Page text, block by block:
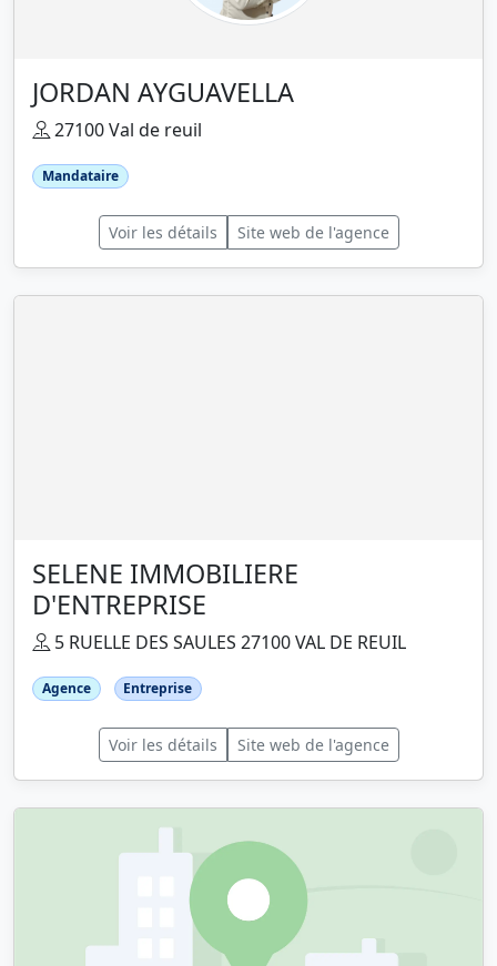
JORDAN AYGUAVELLA
27100 Val de reuil
Mandataire
Voir les détails Site web de l'agence
SELENE IMMOBILIERE
D'ENTREPRISE
5 RUELLE DES SAULES 27100 VAL DE REUIL
Agence Entreprise
Voir les détails Site web de l'agence